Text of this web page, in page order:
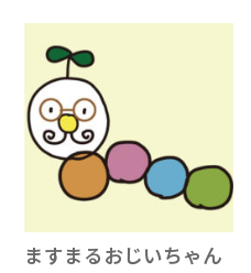
ますまるおじいちゃん